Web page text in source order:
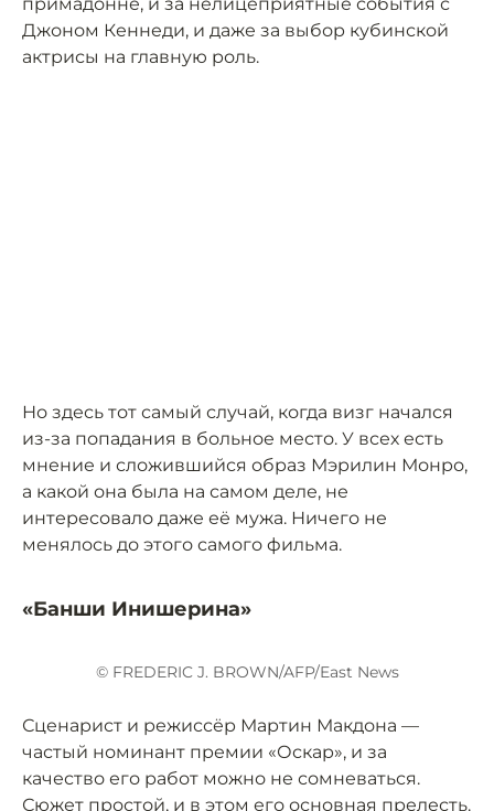
примадонне, и за нелицеприятные события с
Джоном Кеннеди, и даже за выбор кубинской
актрисы на главную роль.
Но здесь тот самый случай, когда визг начался
из-за попадания в больное место. У всех есть
мнение и сложившийся образ Мэрилин Монро,
а какой она была на самом деле, не
интересовало даже её мужа. Ничего не
менялось до этого самого фильма.
«Банши Инишерина»
© FREDERIC J. BROWN/AFP/East News
Сценарист и режиссёр Мартин Макдона —
частый номинант премии «Оскар», и за
качество его работ можно не сомневаться.
Сюжет простой, и в этом его основная прелесть.